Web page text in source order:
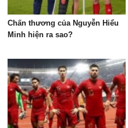
Chấn thương của Nguyễn Hiểu
Minh hiện ra sao?